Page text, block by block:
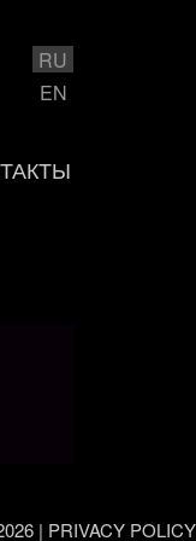
RU
EN
| PRIVACY POLICY